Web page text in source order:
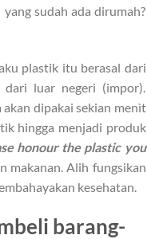
sudah ada dirumah?
plastik itu berasal dari
luar negeri (impor).
dipakai sekian menìt
hingga menjadi produk
honour the plastic you
makanan. Alih fungsikan
kesehatan.
barang-